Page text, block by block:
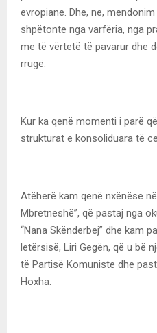
evropiane. Dhe, ne,
shpëtonte nga varfëria, nga
me të vërtetë të pavarur dhe
rrugë.
Kur ka qenë momenti i parë
strukturat e konsoliduara të
Atëherë kam qenë nxënëse
Mbretneshë”, që pastaj nga
“Nana Skënderbej” dhe kam
letërsisë, Liri Gegën, që u bë
të Partisë Komuniste dhe
Hoxha.